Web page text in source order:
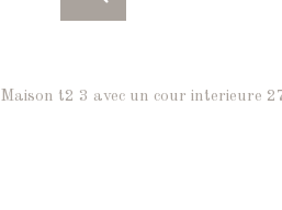
Maison t2 3 avec un cour interieure